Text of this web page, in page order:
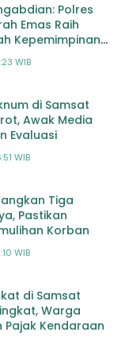
Polres
Emas Raih
Kepemimpinan
WIB
di Samsat
Awak Media
Evaluasi
WIB
Tiga
Pastikan
Korban
WIB
di Samsat
Warga
Kendaraan